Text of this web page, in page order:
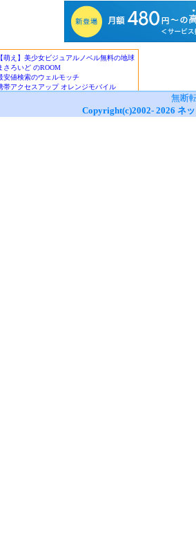
無断
Copyright(c)2002- 2026 ネ